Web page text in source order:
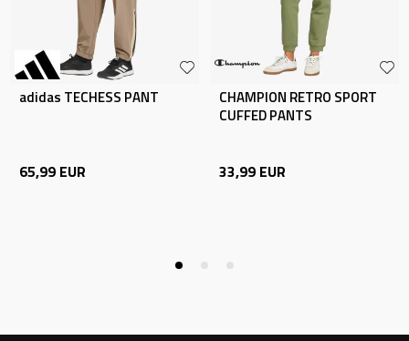
adidas TECHESS PANT
65,99 EUR
CHAMPION RETRO SPORT
CUFFED PANTS
33,99 EUR